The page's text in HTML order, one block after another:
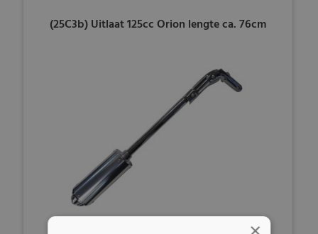
(25C3b) Uitlaat 125cc Orion lengte ca. 76cm